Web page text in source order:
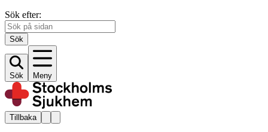
Sök efter:
Sök
Sök Meny
Tillbaka